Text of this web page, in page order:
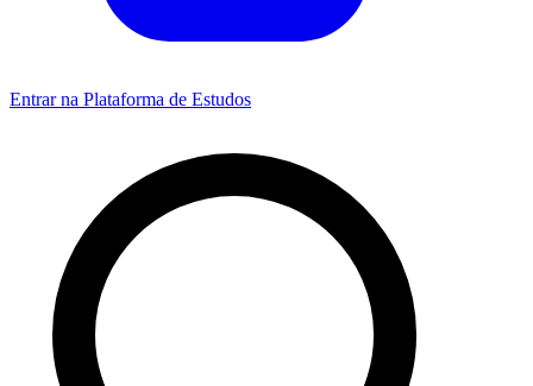
Entrar na Plataforma de Estudos